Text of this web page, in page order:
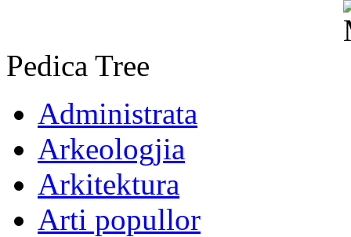
Pedica Tree
Administrata
Arkeologjia
Arkitektura
Arti popullor